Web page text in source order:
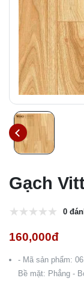
Gạch
0
160,000đ
- Mã sản phẩm:
Bề mặt: Phẳng -